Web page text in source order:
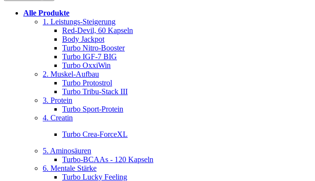
Alle Produkte
1. Leistungs-Steigerung
Red-Devil, 60 Kapseln
Body Jackpot
Turbo Nitro-Booster
Turbo IGF-7 BIG
Turbo OxxiWin
2. Muskel-Aufbau
Turbo Protostrol
Turbo Tribu-Stack III
3. Protein
Turbo Sport-Protein
4. Creatin
Turbo Crea-ForceXL
5. Aminosäuren
Turbo-BCAAs - 120 Kapseln
6. Mentale Stärke
Turbo Lucky Feeling